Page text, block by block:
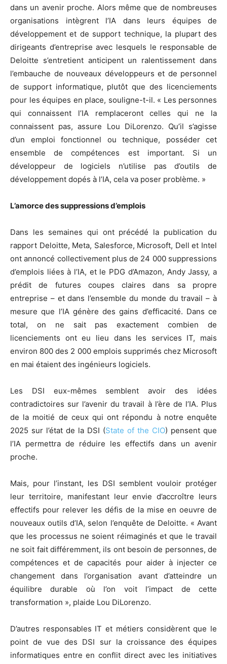
dans un avenir proche. Alors même que de nombreuses
organisations intègrent l’IA dans leurs équipes de
développement et de support technique, la plupart des
dirigeants d’entreprise avec lesquels le responsable de
Deloitte s’entretient anticipent un ralentissement dans
l’embauche de nouveaux développeurs et de personnel
de support informatique, plutôt que des licenciements
pour les équipes en place, souligne-t-il. « Les personnes
qui connaissent l’IA remplaceront celles qui ne la
connaissent pas, assure Lou DiLorenzo. Qu’il s’agisse
d’un emploi fonctionnel ou technique, posséder cet
ensemble de compétences est important. Si un
développeur de logiciels n’utilise pas d’outils de
développement dopés à l’IA, cela va poser problème. »
L’amorce des suppressions d’emplois
Dans les semaines qui ont précédé la publication du
rapport Deloitte, Meta, Salesforce, Microsoft, Dell et Intel
ont annoncé collectivement plus de 24 000 suppressions
d’emplois liées à l’IA, et le PDG d’Amazon, Andy Jassy, a
prédit de futures coupes claires dans sa propre
entreprise – et dans l’ensemble du monde du travail – à
mesure que l’IA génère des gains d’efficacité. Dans ce
total, on ne sait pas exactement combien de
licenciements ont eu lieu dans les services IT, mais
environ 800 des 2 000 emplois supprimés chez Microsoft
en mai étaient des ingénieurs logiciels.
Les DSI eux-mêmes semblent avoir des idées
contradictoires sur l’avenir du travail à l’ère de l’IA. Plus
de la moitié de ceux qui ont répondu à notre enquête
2025 sur l’état de la DSI (State of the CIO) pensent que
l’IA permettra de réduire les effectifs dans un avenir
proche.
Mais, pour l’instant, les DSI semblent vouloir protéger
leur territoire, manifestant leur envie d’accroître leurs
effectifs pour relever les défis de la mise en oeuvre de
nouveaux outils d’IA, selon l’enquête de Deloitte. « Avant
que les processus ne soient réimaginés et que le travail
ne soit fait différemment, ils ont besoin de personnes, de
compétences et de capacités pour aider à injecter ce
changement dans l’organisation avant d’atteindre un
équilibre durable où l’on voit l’impact de cette
transformation », plaide Lou DiLorenzo.
D’autres responsables IT et métiers considèrent que le
point de vue des DSI sur la croissance des équipes
informatiques entre en conflit direct avec les initiatives